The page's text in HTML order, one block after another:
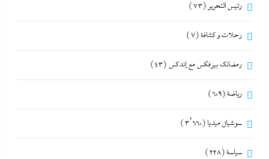
رئيس التحرير (73)
رحلات و كشافة(7)
رمضانك بيرفكس مع إندكس (43)
رياضة(609)
سوشيال ميديا (3٬660)
سياسة(228)